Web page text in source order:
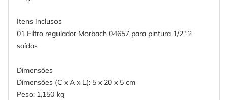
Itens Inclusos
01 Filtro regulador Morbach 04657 para pintura 1/2" 2
saídas
Dimensões
Dimensões (C x A x L): 5 x 20 x 5 cm
Peso: 1,150 kg